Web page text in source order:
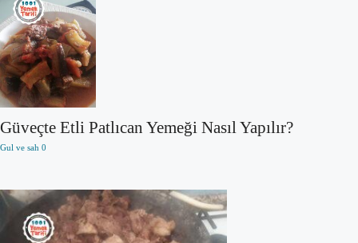
Güveçte Etli Patlıcan Yemeği Nasıl Yapılır?
Gul ve sah 0